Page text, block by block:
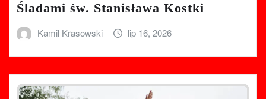
Śladami św. Stanisława Kostki
Kamil Krasowski lip 16, 2026